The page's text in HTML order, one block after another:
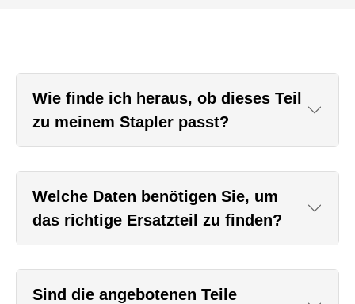
Wie finde ich heraus, ob dieses Teil
zu meinem Stapler passt?
Welche Daten benötigen Sie, um
das richtige Ersatzteil zu finden?
Sind die angebotenen Teile